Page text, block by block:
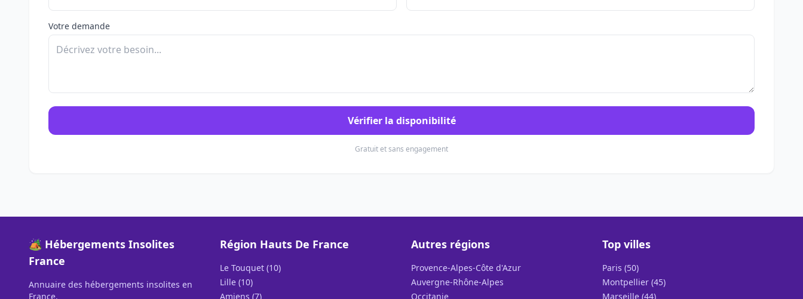
Votre demande
Vérifier la disponibilité
Gratuit et sans engagement
🏕️ Hébergements Insolites
France
Annuaire des hébergements insolites en
France.
Région Hauts De France
Le Touquet (10)
Lille (10)
Amiens (7)
Autres régions
Provence-Alpes-Côte d'Azur
Auvergne-Rhône-Alpes
Occitanie
Top villes
Paris (50)
Montpellier (45)
Marseille (44)